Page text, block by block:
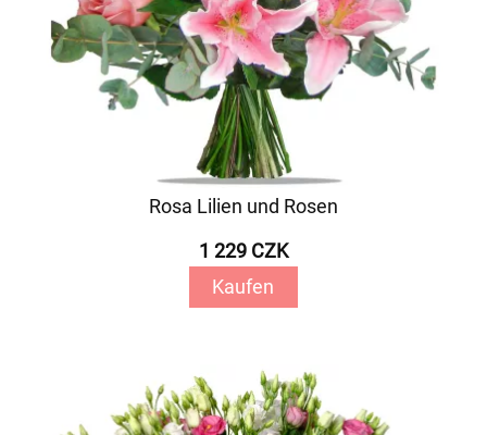
Rosa Lilien und Rosen
1 229 CZK
Kaufen